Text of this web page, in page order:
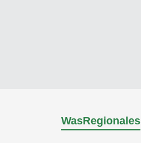
WasRegionales